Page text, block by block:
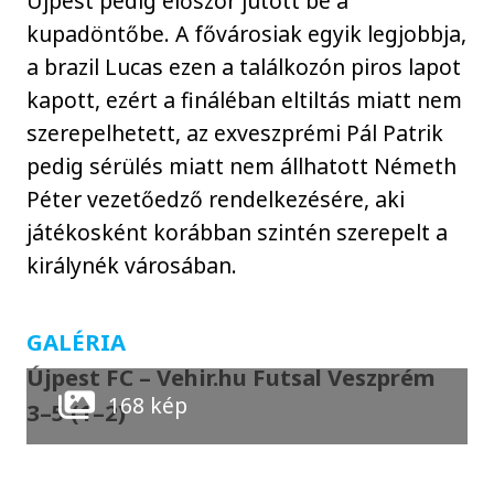
kupadöntőbe. A fővárosiak egyik legjobbja,
a brazil Lucas ezen a találkozón piros lapot
kapott, ezért a fináléban eltiltás miatt nem
szerepelhetett, az exveszprémi Pál Patrik
pedig sérülés miatt nem állhatott Németh
Péter vezetőedző rendelkezésére, aki
játékosként korábban szintén szerepelt a
királynék városában.
GALÉRIA
Újpest FC – Vehir.hu Futsal Veszprém
3–5 (1–2)168 kép